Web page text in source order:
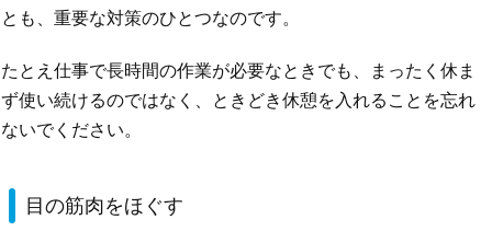
とも、重要な対策のひとつなのです。
たとえ仕事で長時間の作業が必要なときでも、まったく休ま
ず使い続けるのではなく、ときどき休憩を入れることを忘れ
ないでください。
目の筋肉をほぐす